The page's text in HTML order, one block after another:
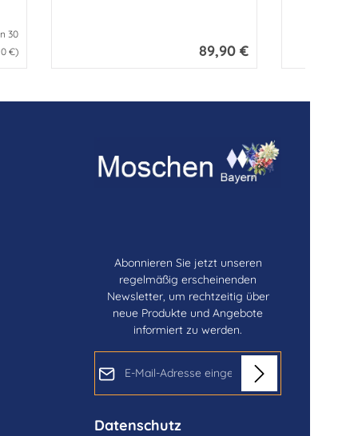
30
€)
Regulärer Preis:
89,90 €
Abonnieren Sie jetzt unseren
regelmäßig erscheinenden
Newsletter, um rechtzeitig über
neue Produkte und Angebote
informiert zu werden.
E-Mail-Adresse*
Datenschutz